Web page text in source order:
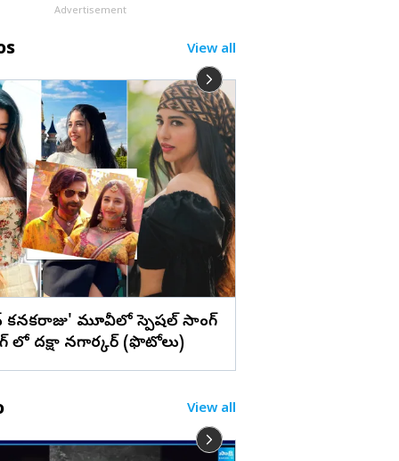
Advertisement
View all
కనకరాజు' మూవీలో స్పెషల్ సాంగ్
లో దక్షా నగార్కర్ (ఫొటోలు)
View all